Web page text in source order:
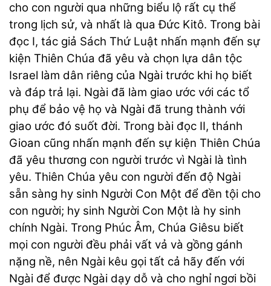
cho con người qua những biểu lộ rất cụ thể
trong lịch sử, và nhất là qua Đức Kitô. Trong bài
đọc I, tác giả Sách Thứ Luật nhấn mạnh đến sự
kiện Thiên Chúa đã yêu và chọn lựa dân tộc
Israel làm dân riêng của Ngài trước khi họ biết
và đáp trả lại. Ngài đã làm giao ước với các tổ
phụ để bảo vệ họ và Ngài đã trung thành với
giao ước đó suốt đời. Trong bài đọc II, thánh
Gioan cũng nhấn mạnh đến sự kiện Thiên Chúa
đã yêu thương con người trước vì Ngài là tình
yêu. Thiên Chúa yêu con người đến độ Ngài
sẵn sàng hy sinh Người Con Một để đền tội cho
con người; hy sinh Người Con Một là hy sinh
chính Ngài. Trong Phúc Âm, Chúa Giêsu biết
mọi con người đều phải vất vả và gồng gánh
nặng nề, nên Ngài kêu gọi tất cả hãy đến với
Ngài để được Ngài dạy dỗ và cho nghỉ ngơi bồi